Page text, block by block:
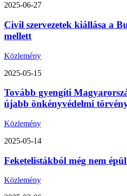
2025-06-27
Civil szervezetek kiállása a
mellett
Közlemény
2025-05-15
Tovább gyengíti
újabb önkényvédelmi
Közlemény
2025-05-14
Feketelistákból még nem
Közlemény